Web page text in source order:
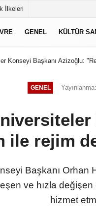
İlkeleri
GENEL KÜLTÜR
Konseyi Başkanı Azizoğlu:
GENEL
ile rejim
Başkanı
ve hızla
hizmet